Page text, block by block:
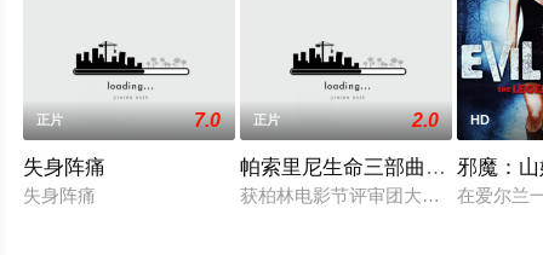
正片 7.0
失身阵痛
失身阵痛
正片 2.0
帕索里尼生命三部曲之十日谈
获柏林电影节评审团大奖。影片取材
HD
邪魔：
在爱尔兰